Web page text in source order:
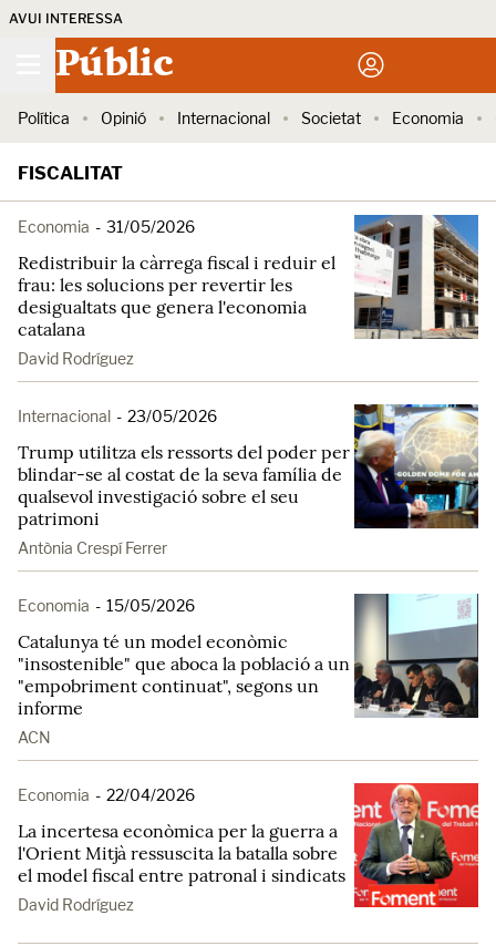
AVUI INTERESSA
Públic
Política Opinió Internacional Societat Economia
FISCALITAT
Economia - 31/05/2026
Redistribuir la càrrega fiscal i reduir el
frau: les solucions per revertir les
desigualtats que genera l'economia
catalana
David Rodríguez
Internacional - 23/05/2026
Trump utilitza els ressorts del poder per
blindar-se al costat de la seva família de
qualsevol investigació sobre el seu
patrimoni
Antònia Crespí Ferrer
Economia - 15/05/2026
Catalunya té un model econòmic
"insostenible" que aboca la població a un
"empobriment continuat", segons un
informe
ACN
Economia - 22/04/2026
La incertesa econòmica per la guerra a
l'Orient Mitjà ressuscita la batalla sobre
el model fiscal entre patronal i sindicats
David Rodríguez